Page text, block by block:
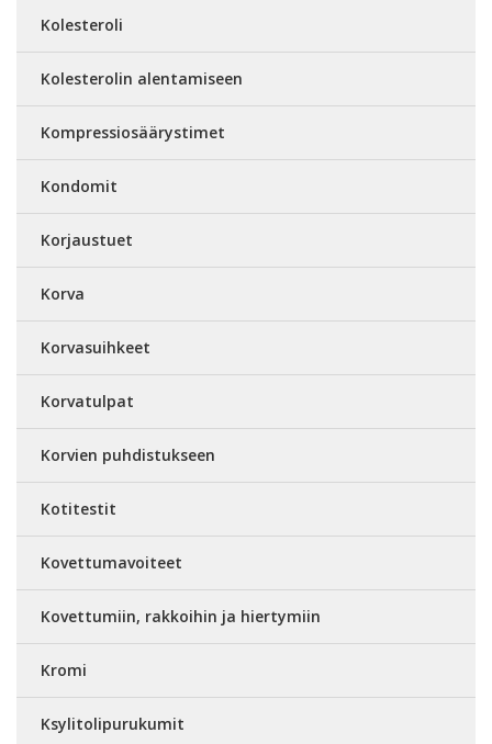
Kolesteroli
Kolesterolin alentamiseen
Kompressiosäärystimet
Kondomit
Korjaustuet
Korva
Korvasuihkeet
Korvatulpat
Korvien puhdistukseen
Kotitestit
Kovettumavoiteet
Kovettumiin, rakkoihin ja hiertymiin
Kromi
Ksylitolipurukumit